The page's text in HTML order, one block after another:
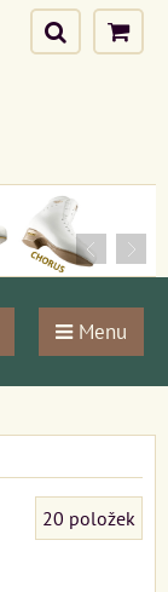
Menu
20 položek